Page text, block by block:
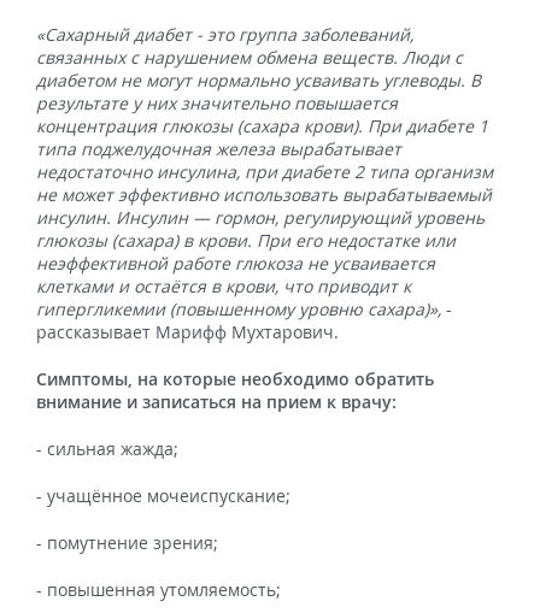
«Сахарный диабет - это группа заболеваний,
связанных с нарушением обмена веществ. Люди с
диабетом не могут нормально усваивать углеводы. В
результате у них значительно повышается
концентрация глюкозы (сахара крови). При диабете 1
типа поджелудочная железа вырабатывает
недостаточно инсулина, при диабете 2 типа организм
не может эффективно использовать вырабатываемый
инсулин. Инсулин — гормон, регулирующий уровень
глюкозы (сахара) в крови. При его недостатке или
неэффективной работе глюкоза не усваивается
клетками и остаётся в крови, что приводит к
гипергликемии (повышенному уровню сахара)», -
рассказывает Марифф Мухтарович.
Симптомы, на которые необходимо обратить
внимание и записаться на прием к врачу:
- сильная жажда;
- учащённое мочеиспускание;
- помутнение зрения;
- повышенная утомляемость;